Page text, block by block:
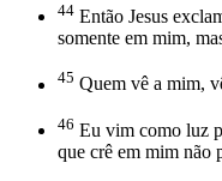
44 Então Jesus
somente em mim,
45 Quem vê a mim,
46 Eu vim como luz
que crê em mim não